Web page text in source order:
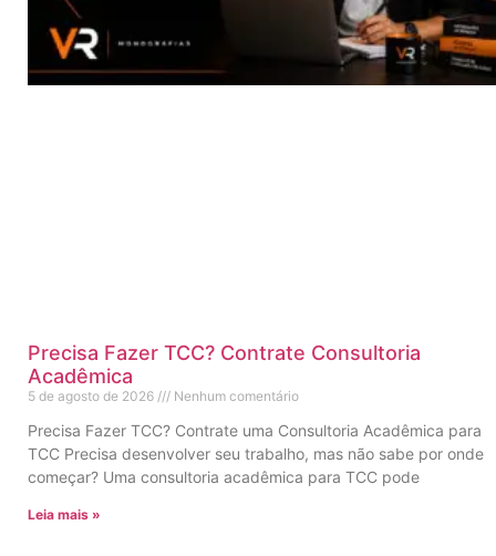
Precisa Fazer TCC? Contrate Consultoria
Acadêmica
5 de agosto de 2026 Nenhum comentário
Precisa Fazer TCC? Contrate uma Consultoria Acadêmica para
TCC Precisa desenvolver seu trabalho, mas não sabe por onde
começar? Uma consultoria acadêmica para TCC pode
Leia mais »